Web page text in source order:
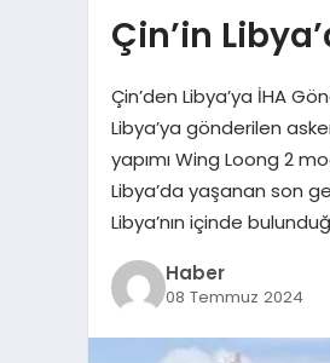
Çin’in
Çin’den Libya’ya İHA
Libya’ya gönderilen
yapımı Wing Loong 2
Libya’da yaşanan son
Libya’nın içinde
Haber
08 Temmuz 2024